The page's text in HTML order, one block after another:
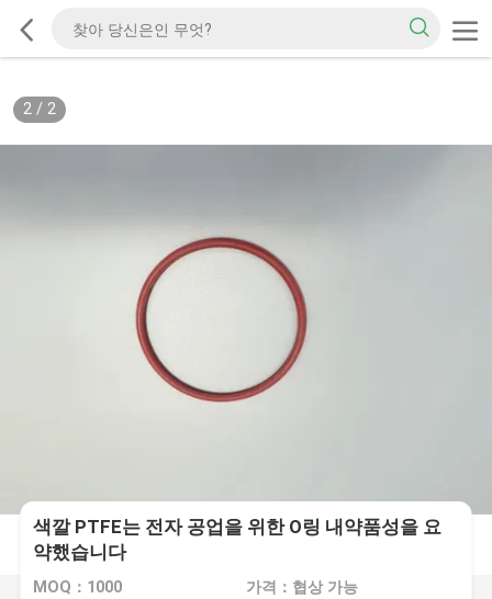
2/ 2
색깔 PTFE는 전자 공업을 위한 O링 내약품성을 요
약했습니다
MOQ：1000 가격：협상 가능